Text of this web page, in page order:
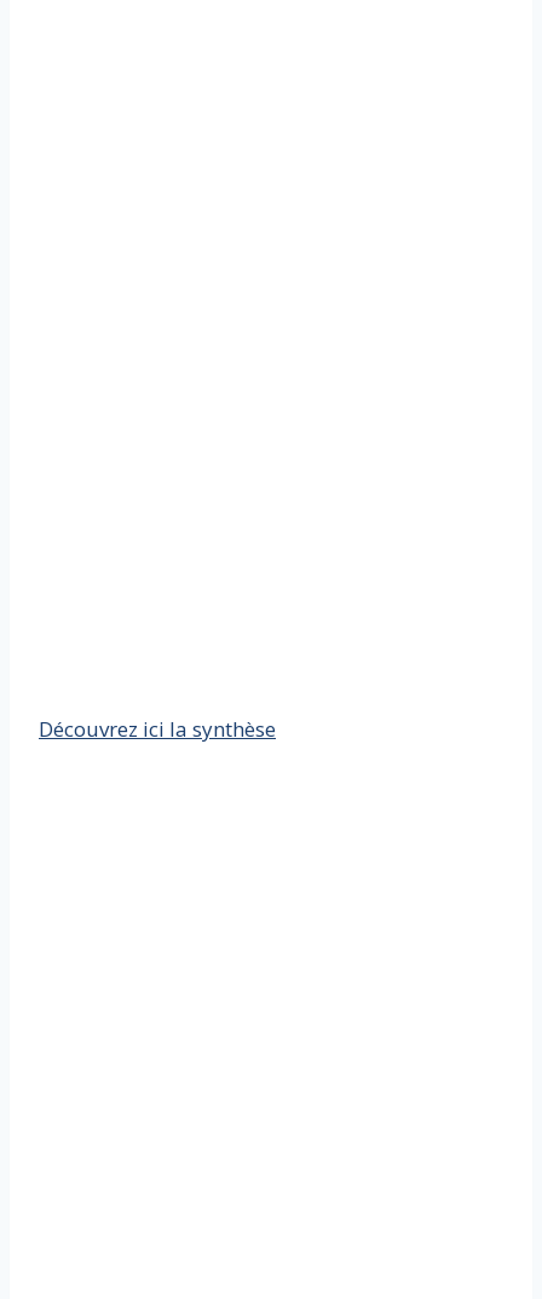
Découvrez ici la synthèse